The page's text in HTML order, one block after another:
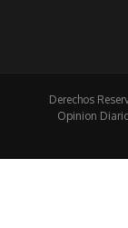
Derechos
Opinion